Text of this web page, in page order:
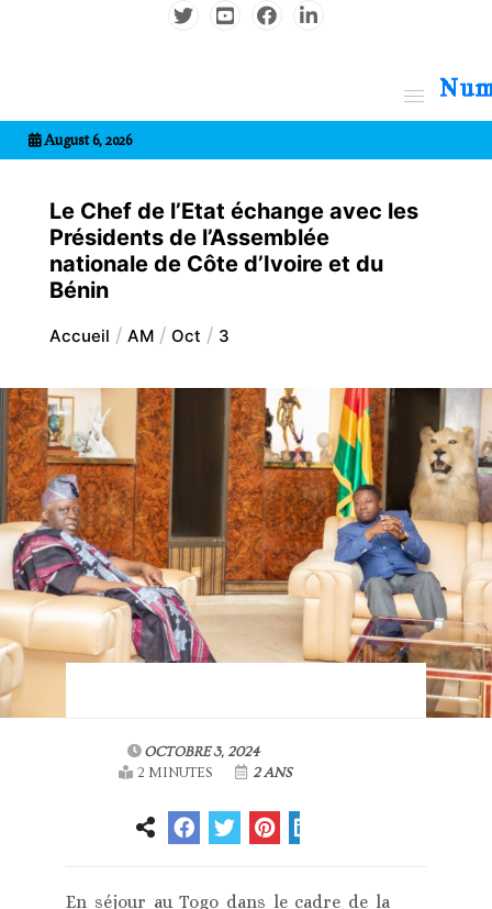
August 6, 2026
Le Chef de l’Etat échange avec les
Présidents de l’Assemblée
nationale de Côte d’Ivoire et du
Bénin
Accueil AM Oct 3
OCTOBRE 3, 2024
2 MINUTES
2 ANS
En séjour au Togo dans le cadre de la